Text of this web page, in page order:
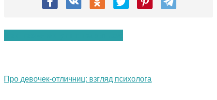
Про девочек-отличниц: взгляд психолога